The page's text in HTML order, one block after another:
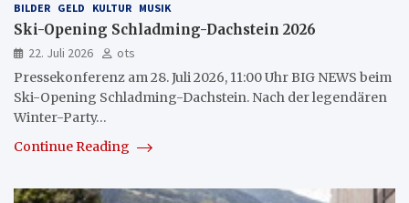
BILDER GELD KULTUR MUSIK
Ski-Opening Schladming-Dachstein 2026
22. Juli 2026
ots
Pressekonferenz am 28. Juli 2026, 11:00 Uhr BIG NEWS beim
Ski-Opening Schladming-Dachstein. Nach der legendären
Winter-Party…
Continue Reading